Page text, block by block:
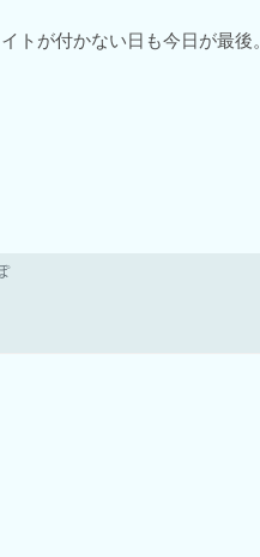
トが付かない日も今日が最後。